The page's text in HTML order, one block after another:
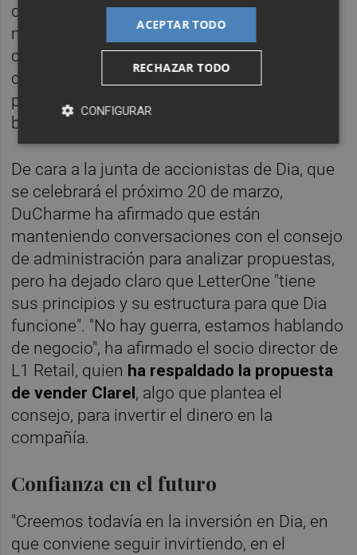
que la del consejo por un importe de 600
millones, según ha explicado DuCharme, se
centra en 100 millones de euros para la
cadena de supermercados, 200 millones
para los bancos y 300 millones para los
bonistas.
De cara a la junta de accionistas de Dia, que
se celebrará el próximo 20 de marzo,
DuCharme ha afirmado que están
manteniendo conversaciones con el consejo
de administración para analizar propuestas,
pero ha dejado claro que LetterOne "tiene
sus principios y su estructura para que Dia
funcione". "No hay guerra, estamos hablando
de negocio", ha afirmado el socio director de
L1 Retail, quien ha respaldado la propuesta
de vender Clarel, algo que plantea el
consejo, para invertir el dinero en la
compañía.
Confianza en el futuro
"Creemos todavía en la inversión en Dia, en
que conviene seguir invirtiendo, en el
ACEPTAR TODO
RECHAZAR TODO
CONFIGURAR